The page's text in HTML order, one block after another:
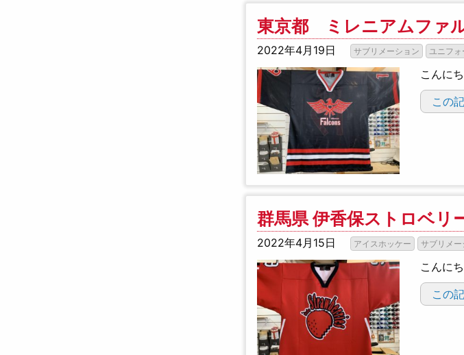
東京都 ミレニアムファ
2022年4月19日 サブリメーション ユニフォ
こんにち
この
群馬県 伊香保ストロベリ
2022年4月15日 アイスホッケー サブリメー
こんにち
この